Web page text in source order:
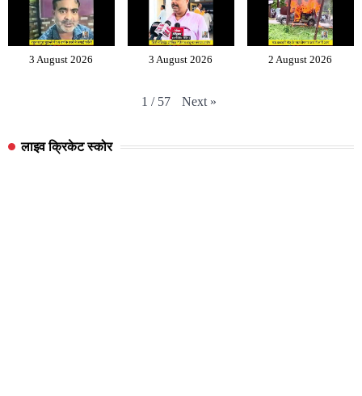
3 August 2026 3 August 2026 2 August 2026
1 / 57 Next »
लाइव क्रिकेट स्कोर